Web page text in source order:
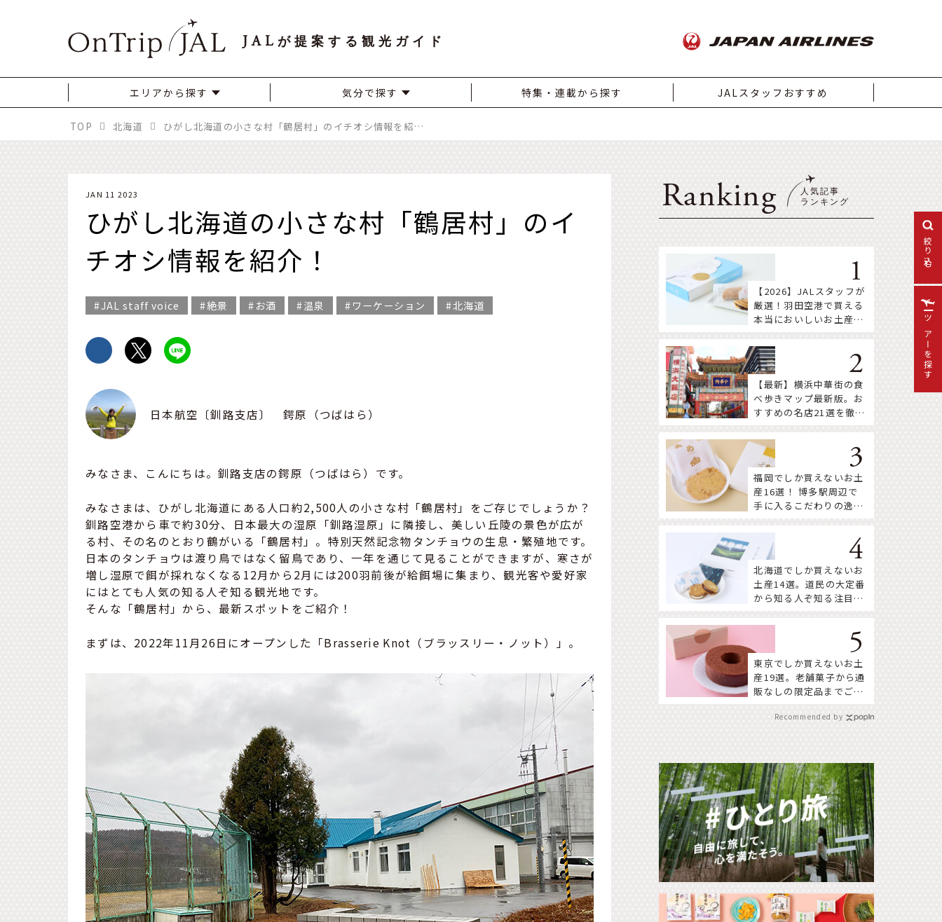
絞り込む
JAL が提案する観光ガイド
エリアから探す 気分で探す 特集・連載から探す JALスタッフおすすめ
TOP 北海道 ひがし北海道の小さな村「鶴居村」のイチオシ情報を紹介！
JAN 11 2023
ひがし北海道の小さな村「鶴居村」のイ
チオシ情報を紹介！
JAL staff voice 絶景 お酒 温泉 ワーケーション 北海道
日本航空〔釧路支店〕 鍔原（つばはら）
みなさま、こんにちは。釧路支店の鍔原（つばはら）です。
みなさまは、ひがし北海道にある人口約2,500人の小さな村「鶴居村」をご存じでしょうか？
釧路空港から車で約30分、日本最大の湿原「釧路湿原」に隣接し、美しい丘陵の景色が広が
る村、その名のとおり鶴がいる「鶴居村」。特別天然記念物タンチョウの生息・繁殖地です。
日本のタンチョウは渡り鳥ではなく留鳥であり、一年を通じて見ることができますが、寒さが
増し湿原で餌が採れなくなる12月から2月には200羽前後が給餌場に集まり、観光客や愛好家
にはとても人気の知る人ぞ知る観光地です。
そんな「鶴居村」から、最新スポットをご紹介！
まずは、2022年11月26日にオープンした「Brasserie Knot（ブラッスリー・ノット）」。
Ranking
【2026】JALスタッフが
厳選！羽田空港で買える
本当においしいお土産18
【最新】横浜中華街の食
べ歩きマップ最新版。お
すすめの名店21選を徹底
福岡でしか買えないお土
産16選！ 博多駅周辺で
手に入るこだわりの逸品
北海道でしか買えないお
土産14選。道民の大定番
から知る人ぞ知る注目株
東京でしか買えないお土
産19選。老舗菓子から通
販なしの限定品までご紹
Recommended by
ツアーを探す